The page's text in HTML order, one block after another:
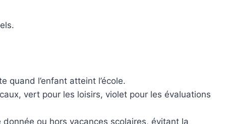
quand l’enfant atteint l’école.
vert pour les loisirs, violet pour les évaluations
ou hors vacances scolaires, évitant la